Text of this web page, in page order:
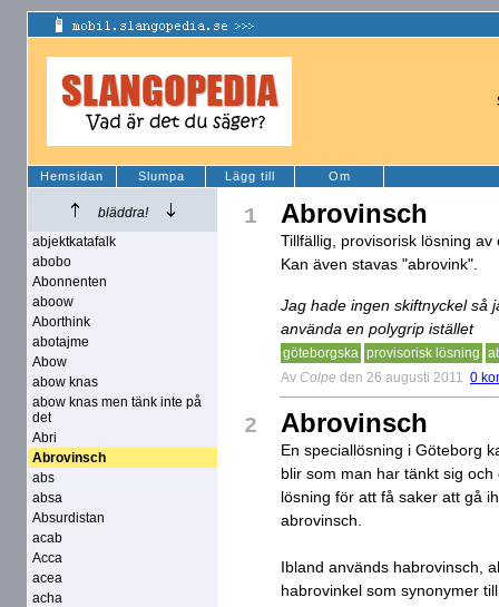
Hemsidan Slumpa Lägg till Om
bläddra!
abjektkatafalk
abobo
Abonnenten
aboow
Aborthink
abotajme
Abow
abow knas
abow knas men tänk inte på
det
Abri
Abrovinsch
abs
absa
Absurdistan
acab
Acca
acea
acha
1 Abrovinsch
Tillfällig, provisorisk lösning av
Kan även stavas "abrovink".
Jag hade ingen skiftnyckel så
använda en polygrip istället
göteborgska provisorisk lösning
Av Colpe den 26 augusti 2011 0
2 Abrovinsch
En speciallösning i Göteborg
blir som man har tänkt sig
lösning för att få saker att gå
abrovinsch.
Ibland används habrovinsch,
habrovinkel som synonymer